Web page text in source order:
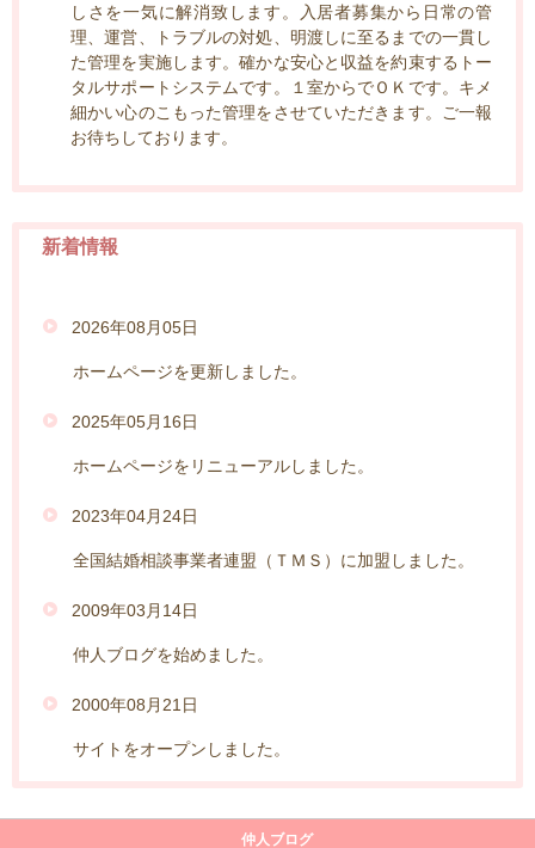
しさを一気に解消致します。入居者募集から日常の管
理、運営、トラブルの対処、明渡しに至るまでの一貫し
た管理を実施します。確かな安心と収益を約束するトー
タルサポートシステムです。１室からでＯＫです。キメ
細かい心のこもった管理をさせていただきます。ご一報
お待ちしております。
新着情報
2026年08月05日
ホームページを更新しました。
2025年05月16日
ホームページをリニューアルしました。
2023年04月24日
全国結婚相談事業者連盟（ＴＭＳ）に加盟しました。
2009年03月14日
仲人ブログを始めました。
2000年08月21日
サイトをオープンしました。
仲人ブログ